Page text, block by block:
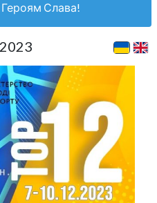
Героям Слава!